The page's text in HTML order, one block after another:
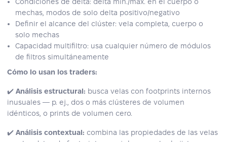
mechas, modos de solo delta positivo/negativo
Definir el alcance del clúster: vela completa, cuerpo o
solo mechas
Capacidad multifiltro: usa cualquier número de módulos
de filtros simultáneamente
Cómo lo usan los traders:
✔️ Análisis estructural: busca velas con footprints internos
inusuales — p. ej., dos o más clústeres de volumen
idénticos, o prints de volumen cero.
✔️ Análisis contextual: combina las propiedades de las velas